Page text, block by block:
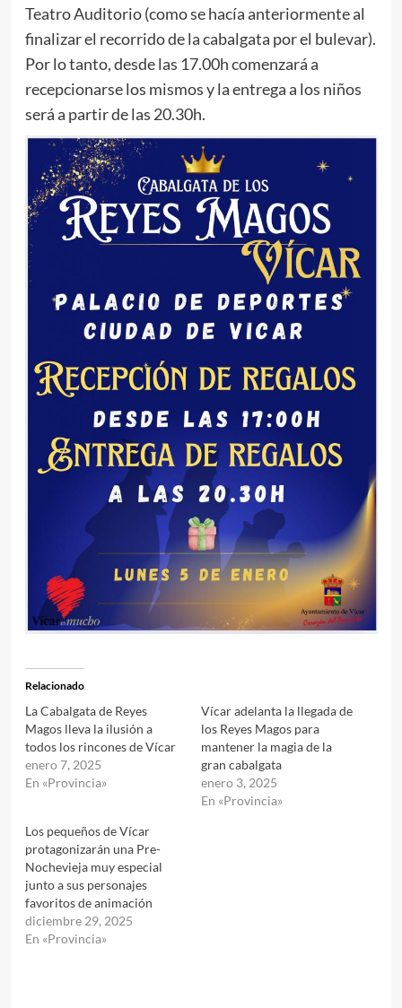
Teatro Auditorio (como se hacía anteriormente al
finalizar el recorrido de la cabalgata por el bulevar).
Por lo tanto, desde las 17.00h comenzará a
recepcionarse los mismos y la entrega a los niños
será a partir de las 20.30h.
Relacionado
La Cabalgata de Reyes
Magos lleva la ilusión a
todos los rincones de Vícar
enero 7, 2025
En «Provincia»
Vícar adelanta la llegada de
los Reyes Magos para
mantener la magia de la
gran cabalgata
enero 3, 2025
En «Provincia»
Los pequeños de Vícar
protagonizarán una Pre-
Nochevieja muy especial
junto a sus personajes
favoritos de animación
diciembre 29, 2025
En «Provincia»